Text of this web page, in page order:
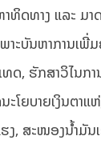
ທາງ ແລະ ມາ
ະບັນຫາການເ
ທດ, ຮັກສາວິໄນ
ບາຍເງິນຕາແຫ່
, ສະໜອງນໍ້າມັ